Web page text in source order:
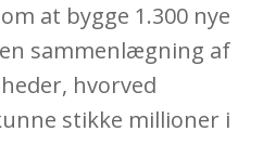
at bygge 1.300 nye
sammenlægning af
hvorved
stikke millioner i